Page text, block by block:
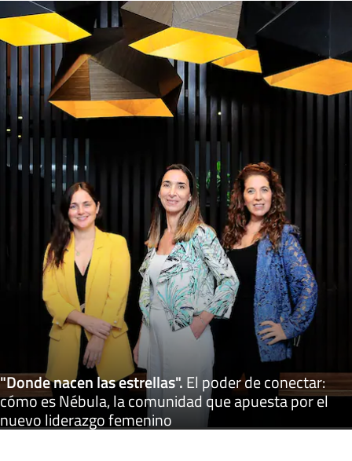
"Donde nacen las estrellas".El poder de conectar:
cómo es Nébula, la comunidad que apuesta por el
nuevo liderazgo femenino